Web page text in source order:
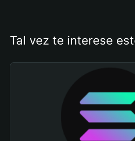
Tal vez te interese